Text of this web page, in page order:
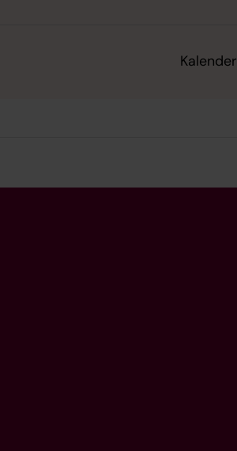
Kalender